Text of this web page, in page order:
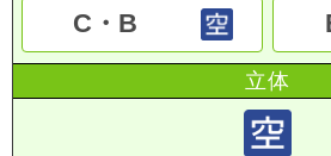
C・B
立体